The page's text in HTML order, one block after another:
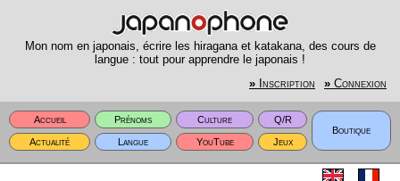
Mon nom en japonais, écrire les hiragana et katakana, des cours de
langue : tout pour apprendre le japonais !
» Inscription » Connexion
Accueil Prénoms Culture
Q/R
Boutique
Actualité
Langue YouTube Jeux